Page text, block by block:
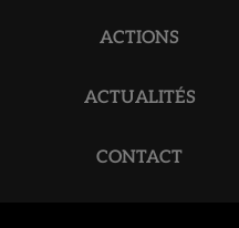
ACTIONS
ACTUALITÉS
CONTACT